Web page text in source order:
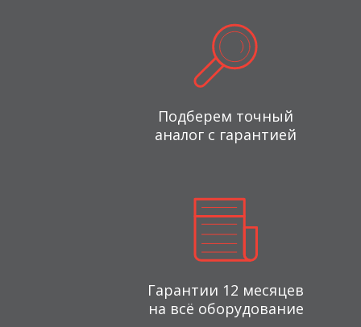
Подберем точный
аналог с гарантией
Гарантии 12 месяцев
на всё оборудование